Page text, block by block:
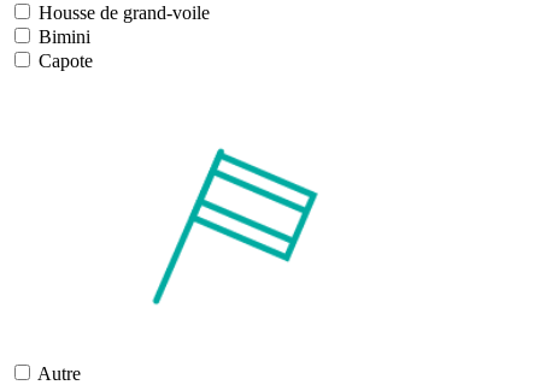
Housse de grand-voile
Bimini
Capote
Autre